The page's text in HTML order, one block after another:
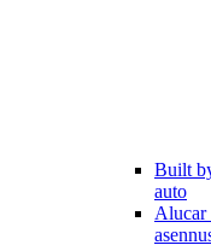
Built
auto
Alucar